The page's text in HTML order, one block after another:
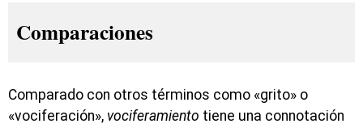
Comparaciones
Comparado con otros términos como «grito» o
«vociferación», vociferamiento tiene una connotación